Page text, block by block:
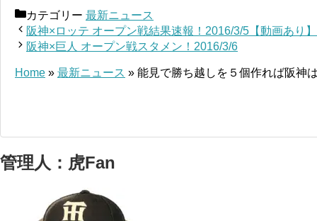
カテゴリー 最新ニュース
阪神×ロッテ オープン戦結果速報！2016/3/5【動画あり】
阪神×巨人 オープン戦スタメン！2016/3/6
Home » 最新ニュース » 能見で勝ち越しを５個作れば阪神
管理人：虎Fan